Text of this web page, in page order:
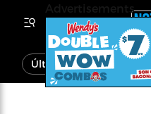
Última Hora Noticias
Advertisements